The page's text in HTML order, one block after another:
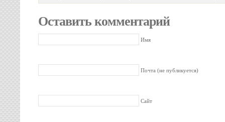
Оставить комментарий
Имя
Почта (не публикуется)
Сайт